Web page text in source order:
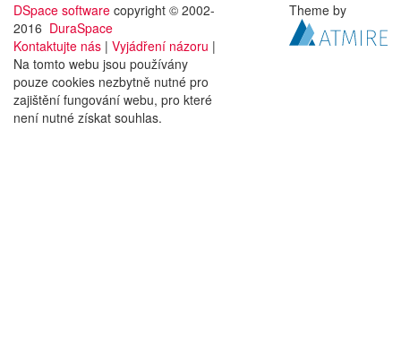
DSpace software copyright © 2002-
2016 DuraSpace
Kontaktujte nás | Vyjádření názoru |
Na tomto webu jsou používány
pouze cookies nezbytně nutné pro
zajištění fungování webu, pro které
není nutné získat souhlas.
Theme by